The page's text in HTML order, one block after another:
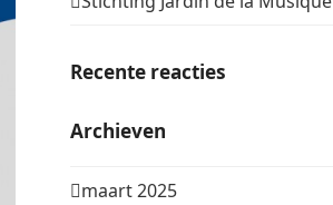
Recente reacties
Archieven
maart 2025